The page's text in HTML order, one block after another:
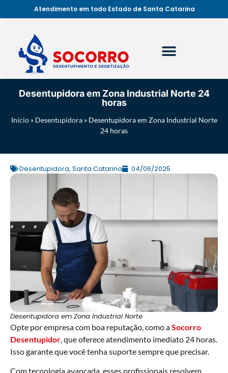
Atendimento em todo Estado de Santa Catarina
Desentupidora em Zona Industrial Norte 24
horas
Início» Desentupidora» Desentupidora em Zona Industrial Norte
24 horas
Desentupidora, Santa Catarina 04/06/2025
Desentupidora em Zona Industrial Norte
Opte por empresa com boa reputação, como aSocorro
Desentupidor , que oferece atendimento imediato 24 horas.
Isso garante que você tenha suporte sempre que precisar.
Com tecnologia avançada, esses profissionais resolvem